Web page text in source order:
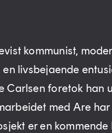
kommunist,
livsbejaende
Carlsen foretok han
med Are
er en